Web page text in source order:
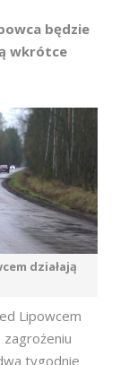
będzie
wkrótce
działają
Lipowcem
tygodnie